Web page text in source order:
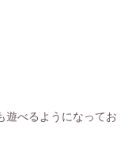
遊べるようになってお